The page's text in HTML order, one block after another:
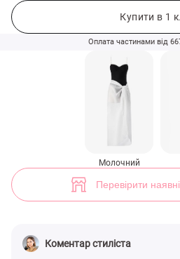
Купити в 1
Оплата частинами від
Молочний
Перевірити
Коментар стиліста
Молочне лляне парео на зав'язці (арт.